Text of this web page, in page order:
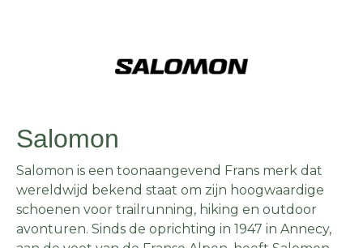
Salomon
Salomon is een toonaangevend Frans merk dat
wereldwijd bekend staat om zijn hoogwaardige
schoenen voor trailrunning, hiking en outdoor
avonturen. Sinds de oprichting in 1947 in Annecy,